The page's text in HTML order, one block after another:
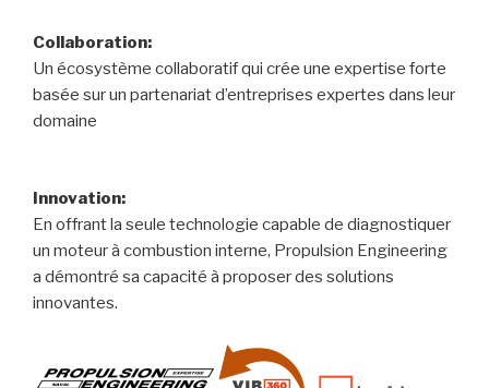
Collaboration:
Un écosystème collaboratif qui crée une expertise forte
basée sur un partenariat d’entreprises expertes dans leur
domaine
Innovation:
En offrant la seule technologie capable de diagnostiquer
un moteur à combustion interne, Propulsion Engineering
a démontré sa capacité à proposer des solutions
innovantes.